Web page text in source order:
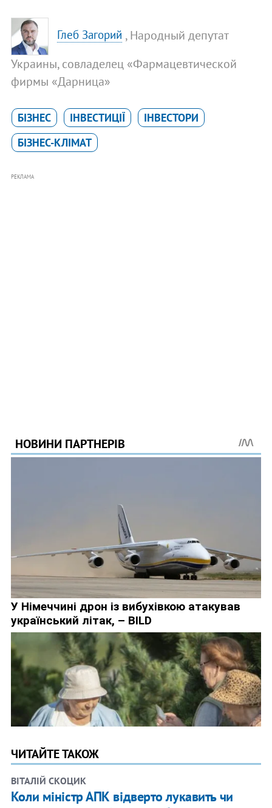
Глеб Загорий , Народный депутат
Украины, совладелец «Фармацевтической
фирмы «Дарница»
БІЗНЕС ІНВЕСТИЦІЇ
ІНВЕСТОРИ
БІЗНЕС-КЛІМАТ
РЕКЛАМА
ЧИТАЙТЕ ТАКОЖ
ВІТАЛІЙ СКОЦИК
Коли міністр АПК відверто лукавить чи